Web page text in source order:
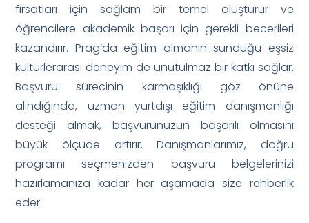
fırsatları için sağlam bir temel oluşturur ve
öğrencilere akademik başarı için gerekli becerileri
kazandırır. Prag’da eğitim almanın sunduğu eşsiz
kültürlerarası deneyim de unutulmaz bir katkı sağlar.
Başvuru sürecinin karmaşıklığı göz önüne
alındığında, uzman yurtdışı eğitim danışmanlığı
desteği almak, başvurunuzun başarılı olmasını
büyük ölçüde artırır. Danışmanlarımız, doğru
programı seçmenizden başvuru belgelerinizi
hazırlamanıza kadar her aşamada size rehberlik
eder.